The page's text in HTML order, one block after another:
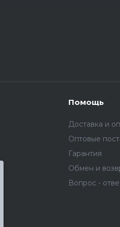
Помощь
Доставка и
Оптовые
Гарантия
Обмен и
Вопрос -